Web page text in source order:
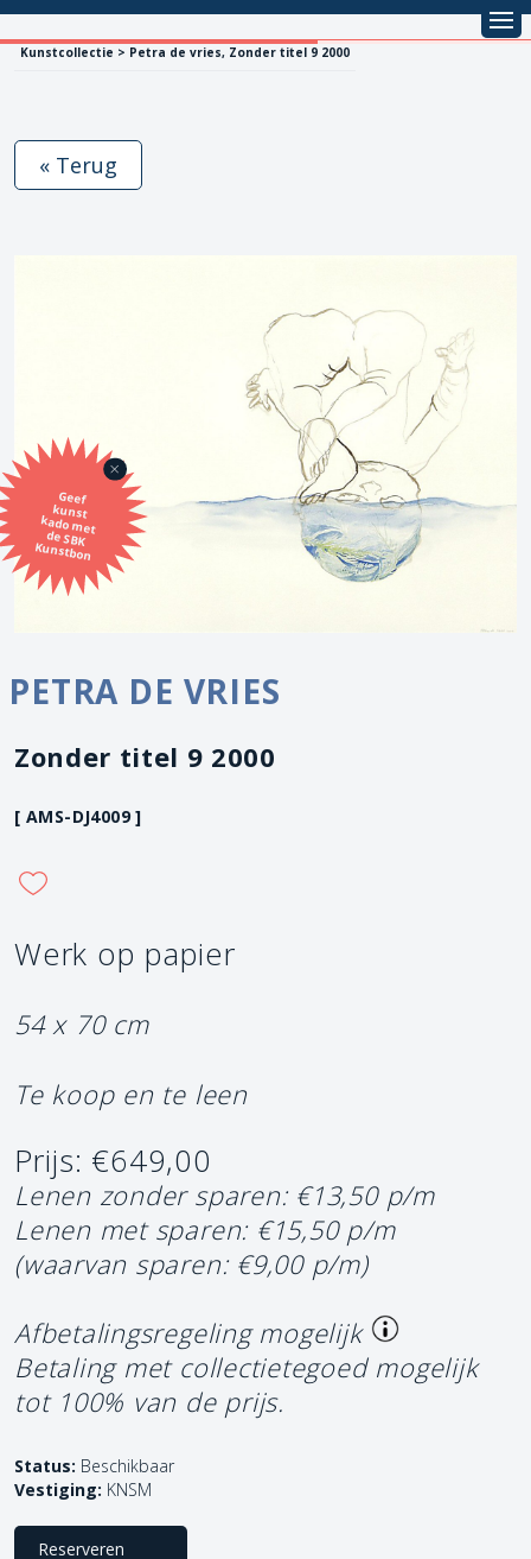
Kunstcollectie > Petra de vries, Zonder titel 9 2000
Geef
kunst
kado met
de SBK
Kunstbon
« Terug
PETRA DE VRIES
Zonder titel 9 2000
[ AMS-DJ4009 ]
Werk op papier
54 x 70 cm
Te koop en te leen
Prijs: €649,00
Lenen zonder sparen: €13,50 p/m
Lenen met sparen: €15,50 p/m
(waarvan sparen: €9,00 p/m)
Afbetalingsregeling mogelijk
Betaling met collectietegoed mogelijk
tot 100% van de prijs.
Status: Beschikbaar
Vestiging: KNSM
Reserveren